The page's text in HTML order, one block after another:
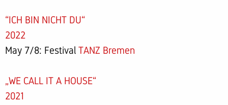
“ICH BIN NICHT DU“
2022
May 7/8: Festival TANZ Bremen
„WE CALL IT A HOUSE“
2021